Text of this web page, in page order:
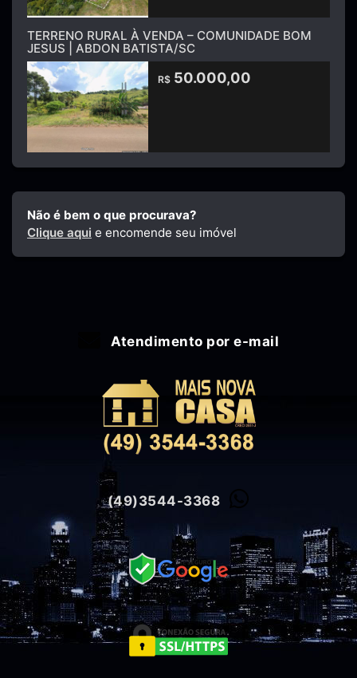
TERRENO RURAL À VENDA – COMUNIDADE BOM
JESUS | ABDON BATISTA/SC
R$ 50.000,00
Não é bem o que procurava?
Clique aqui e encomende seu imóvel
Atendimento por e-mail
(49)3544-3368